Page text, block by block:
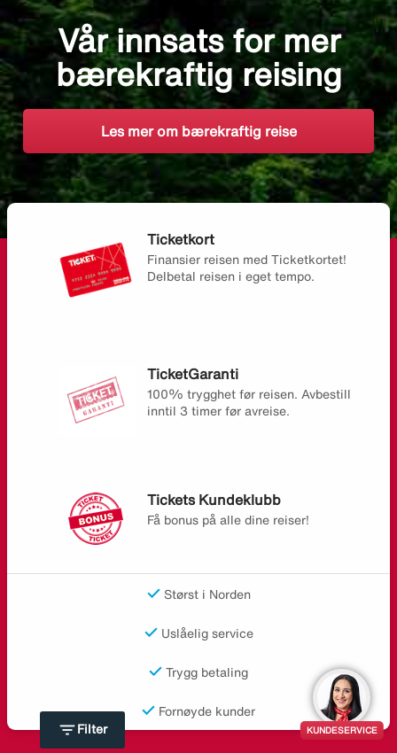
filter_list Filter
Vår innsats for mer
bærekraftig reising
Les mer om bærekraftig reise
Ticketkort
Finansier reisen med Ticketkortet!
Delbetal reisen i eget tempo.
TicketGaranti
100% trygghet før reisen. Avbestill
inntil 3 timer før avreise.
Tickets Kundeklubb
Få bonus på alle dine reiser!
Størst i Norden
Uslåelig service
Trygg betaling
Fornøyde kunder
KUNDESERVICE